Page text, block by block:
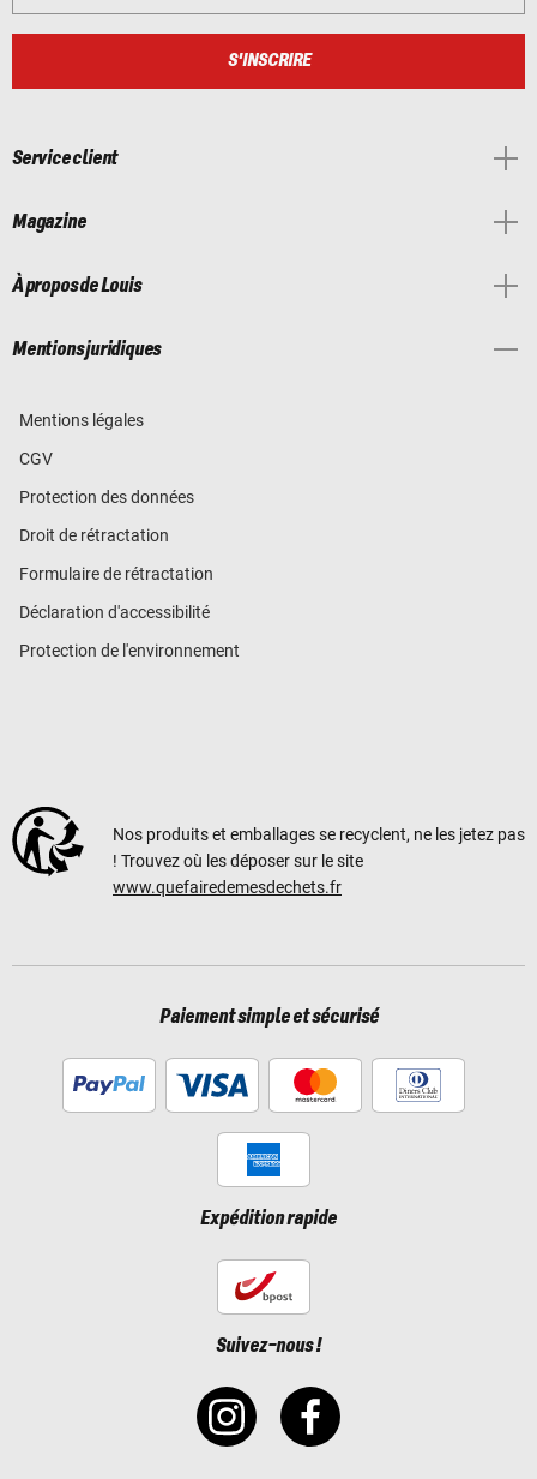
S'INSCRIRE
Service client
Magazine
À propos de Louis
Mentions juridiques
Mentions légales
CGV
Protection des données
Droit de rétractation
Formulaire de rétractation
Déclaration d'accessibilité
Protection de l'environnement
Nos produits et emballages se recyclent, ne les jetez pas
! Trouvez où les déposer sur le site
www.quefairedemesdechets.fr
Paiement simple et sécurisé
Expédition rapide
Suivez-nous !